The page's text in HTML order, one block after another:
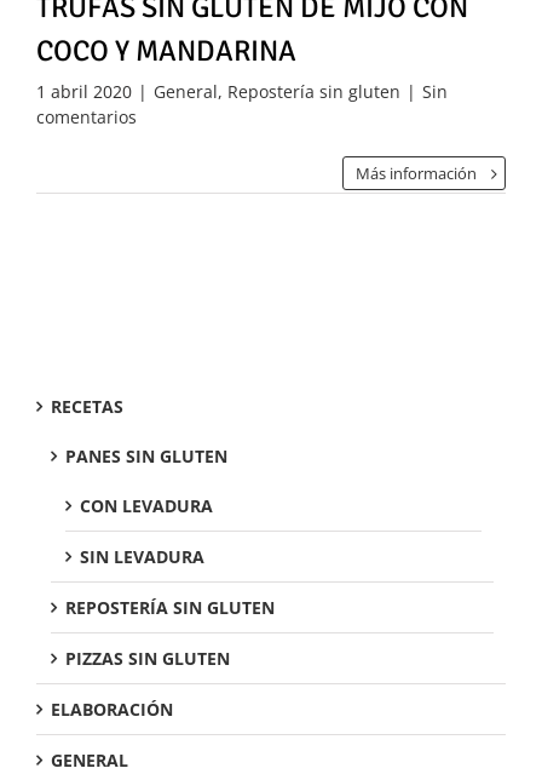
TRUFAS SIN GLUTEN DE MIJO CON
COCO Y MANDARINA
1 abril 2020 | General, Repostería sin gluten | Sin
comentarios
Más información
RECETAS
PANES SIN GLUTEN
CON LEVADURA
SIN LEVADURA
REPOSTERÍA SIN GLUTEN
PIZZAS SIN GLUTEN
ELABORACIÓN
GENERAL